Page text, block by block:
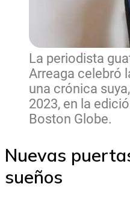
La periodista
Arreaga celebró
una crónica
2023, en la
Boston Globe.
Nuevas
sueños